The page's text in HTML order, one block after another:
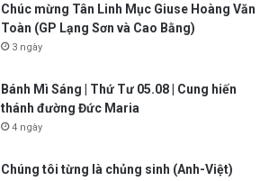
Chúc mừng Tân Linh Mục Giuse Hoàng Văn
Toàn (GP Lạng Sơn và Cao Bằng)
3 ngày
Bánh Mì Sáng | Thứ Tư 05.08 | Cung hiến
thánh đường Đức Maria
4 ngày
Chúng tôi từng là chủng sinh (Anh-Việt)